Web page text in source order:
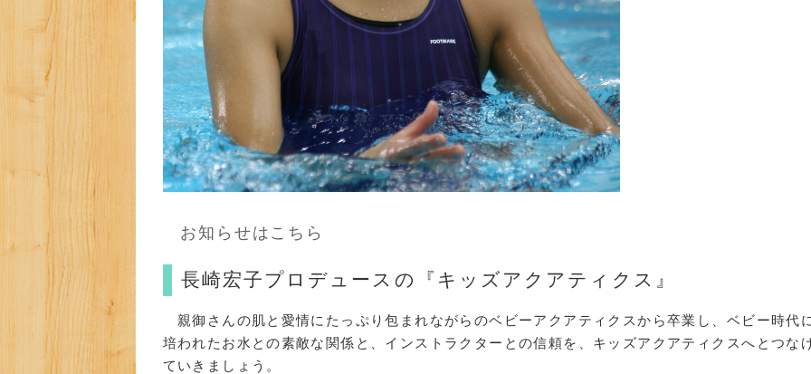
お知らせはこちら
長崎宏子プロデュースの『キッズアクアティクス』
親御さんの肌と愛情にたっぷり包まれながらのベビーアクアティクスから卒業し、ベビー時代
培われたお水との素敵な関係と、インストラクターとの信頼を、キッズアクアティクスへとつな
ていきましょう。